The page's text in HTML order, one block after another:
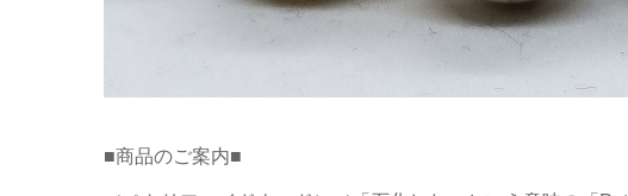
■商品のご案内■